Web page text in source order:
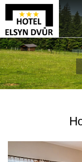
Úvod
Ubytování
Restaurace